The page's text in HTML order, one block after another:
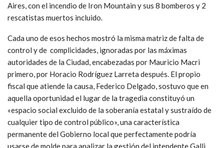
Aires, con el incendio de Iron Mountain y sus 8 bomberos y 2
rescatistas muertos incluido.
Cada uno de esos hechos mostró la misma matriz de falta de
control y de complicidades, ignoradas por las máximas
autoridades de la Ciudad, encabezadas por Mauricio Macri
primero, por Horacio Rodríguez Larreta después. El propio
fiscal que atiende la causa, Federico Delgado, sostuvo que en
aquella oportunidad el lugar de la tragedia constituyó un
«espacio social excluido de la soberanía estatal y sustraído de
cualquier tipo de control público», una característica
permanente del Gobierno local que perfectamente podría
usarse de molde para analizar la gestión del intendente Galli.